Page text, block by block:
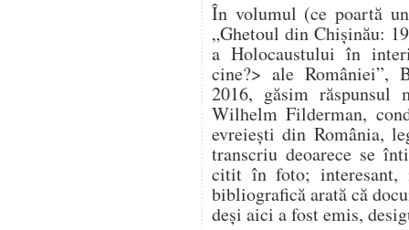
În volumul (ce poartă
„Ghetoul din Chișinău:
a Holocaustului în
cine?> ale României”,
2016, găsim răspunsul
Wilhelm Filderman,
evreiești din România,
transcriu deoarece se
citit în foto; interesant,
bibliografică arată că
deși aici a fost emis,